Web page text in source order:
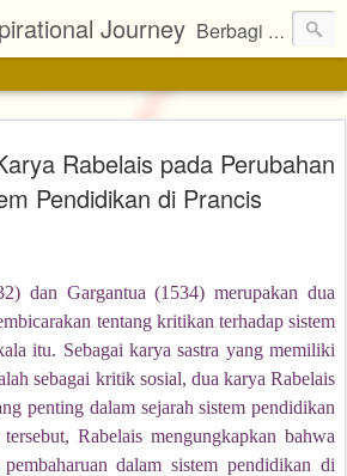
Journey Berbagi kisah, karya, dan inspirasi tentang kehidupan
Rabelais pada Perubahan
Pendidikan di Prancis
dan Gargantua (1534) merupakan dua
tentang kritikan terhadap sistem
itu. Sebagai karya sastra yang memiliki
sebagai kritik sosial, dua karya Rabelais
penting dalam sejarah sistem pendidikan
Rabelais mengungkapkan bahwa
dalam sistem pendidikan di